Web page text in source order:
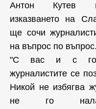
Антон Кутев
изказването на
ще сочи
на въпрос по въпрос.
"С вас и с
журналистите се
Никой не избягва
не го